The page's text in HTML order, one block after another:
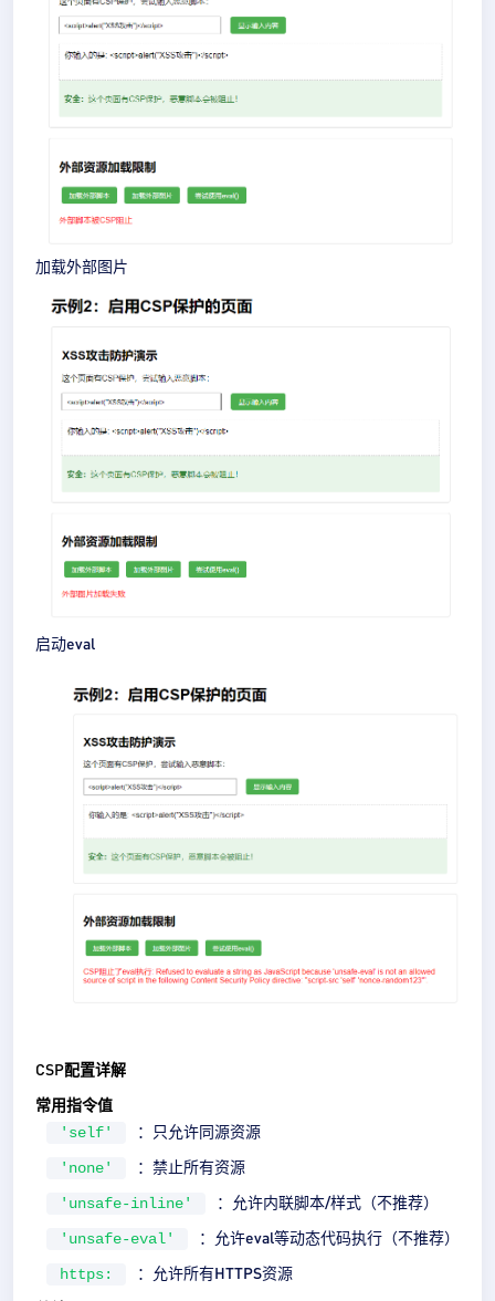
加载外部图片
启动eval
CSP配置详解
常用指令值
'self' ：只允许同源资源
'none' ：禁止所有资源
'unsafe-inline' ：允许内联脚本/样式（不推荐）
'unsafe-eval' ：允许eval等动态代码执行（不推荐）
https:
：允许所有HTTPS资源